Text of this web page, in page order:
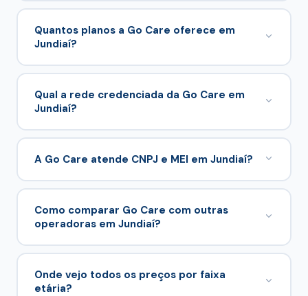
A partir de R$ 113,21/mês para 0–18 anos e R$
145,83/mês para 24–28 anos no comparador.
Quantos planos a Go Care oferece em
Jundiaí?
7 planos empresariais em 1 tabela comercial.
Qual a rede credenciada da Go Care em
Jundiaí?
Go Care opera com rede credenciada de 4
hospitais em Jundiaí e região. Consulte os
com a Suely Corretora.
A Go Care atende CNPJ e MEI em Jundiaí?
Simulação e proposta podem ser feitas no
cotador desta páginacom suporte da
Corretora.
Como comparar Go Care com outras
operadoras em Jundiaí?
Compare comPlena SaúdeeUnimed Jundiaíno
pilarJundiaí.
Onde vejo todos os preços por faixa
etária?